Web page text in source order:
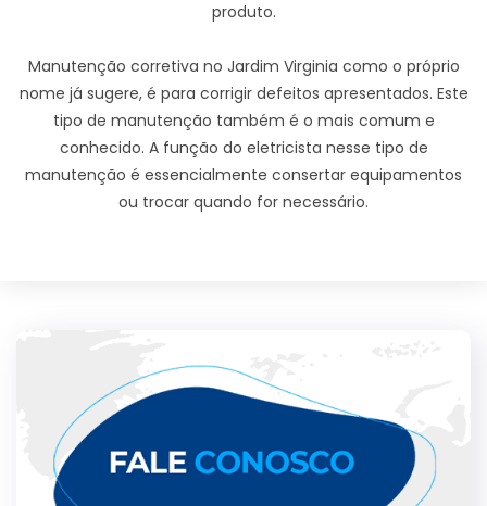
produto.
Manutenção corretiva no Jardim Virginia como o próprio
nome já sugere, é para corrigir defeitos apresentados. Este
tipo de manutenção também é o mais comum e
conhecido. A função do eletricista nesse tipo de
manutenção é essencialmente consertar equipamentos
ou trocar quando for necessário.